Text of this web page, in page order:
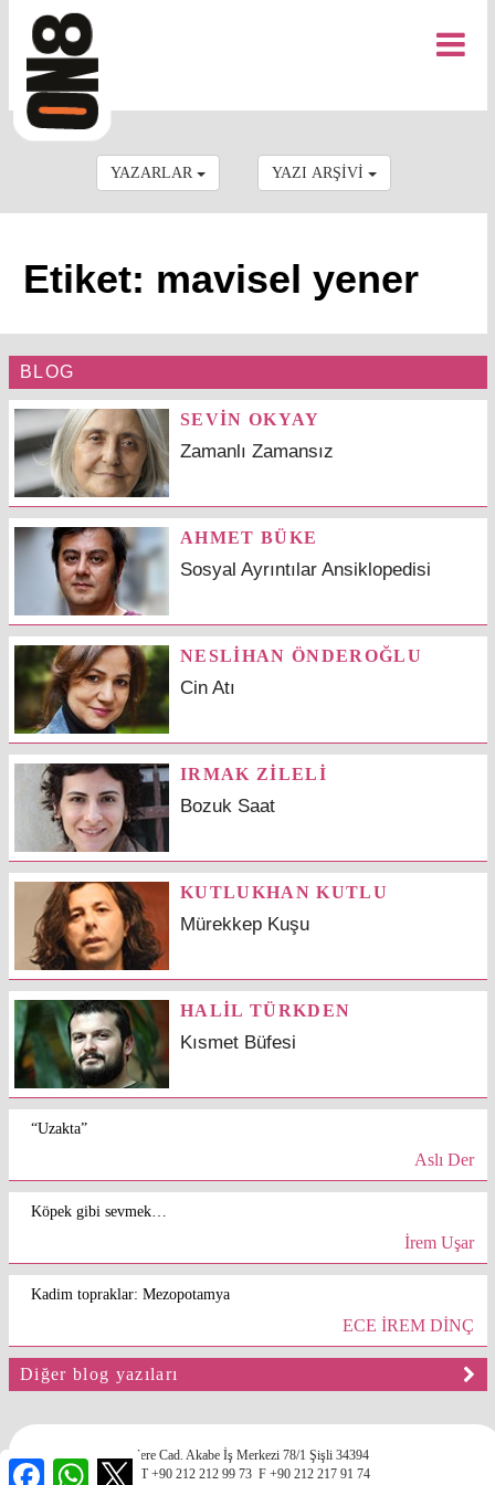
YAZARLAR YAZI ARŞİVİ
Etiket: mavisel yener
BLOG
SEVİN OKYAY
Zamanlı Zamansız
AHMET BÜKE
Sosyal Ayrıntılar Ansiklopedisi
NESLİHAN ÖNDEROĞLU
Cin Atı
IRMAK ZİLELİ
Bozuk Saat
KUTLUKHAN KUTLU
Mürekkep Kuşu
HALİL TÜRKDEN
Kısmet Büfesi
“Uzakta”
Aslı Der
Köpek gibi sevmek…
İrem Uşar
Kadim topraklar: Mezopotamya
ECE İREM DİNÇ
Diğer blog yazıları
Fulya Mah. Büyükdere Cad. Akabe İş Merkezi 78/1 Şişli 34394
İstanbul, Türkiye
T +90 212 212 99 73 F +90 212 217 91 74
FacebookWhatsApp